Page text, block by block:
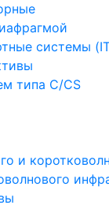
системы
типа C/CS
и